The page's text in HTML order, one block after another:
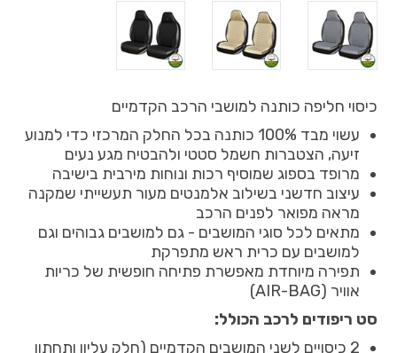
כיסוי חליפה כותנה למושבי הרכב הקדמיים
עשוי מבד 100% כותנה בכל החלק המרכזי כדי למנוע
זיעה, הצטברות חשמל סטטי ולהבטיח מגע נעים
מרופד בספוג שמוסיף רכות ונוחות מירבית בישיבה
עיצוב חדשני בשילוב אלמנטים מעור תעשייתי שמקנה
מראה מפואר לפנים הרכב
מתאים לכל סוגי המושבים - גם למושבים גבוהים וגם
למושבים עם כרית ראש מתפרקת
תפירה מיוחדת מאפשרת פתיחה חופשית של כריות
אוויר (AIR-BAG)
סט ריפודים לרכב הכולל:
2 כיסויים לשני המושבים הקדמיים (חלק עליון ותחתון